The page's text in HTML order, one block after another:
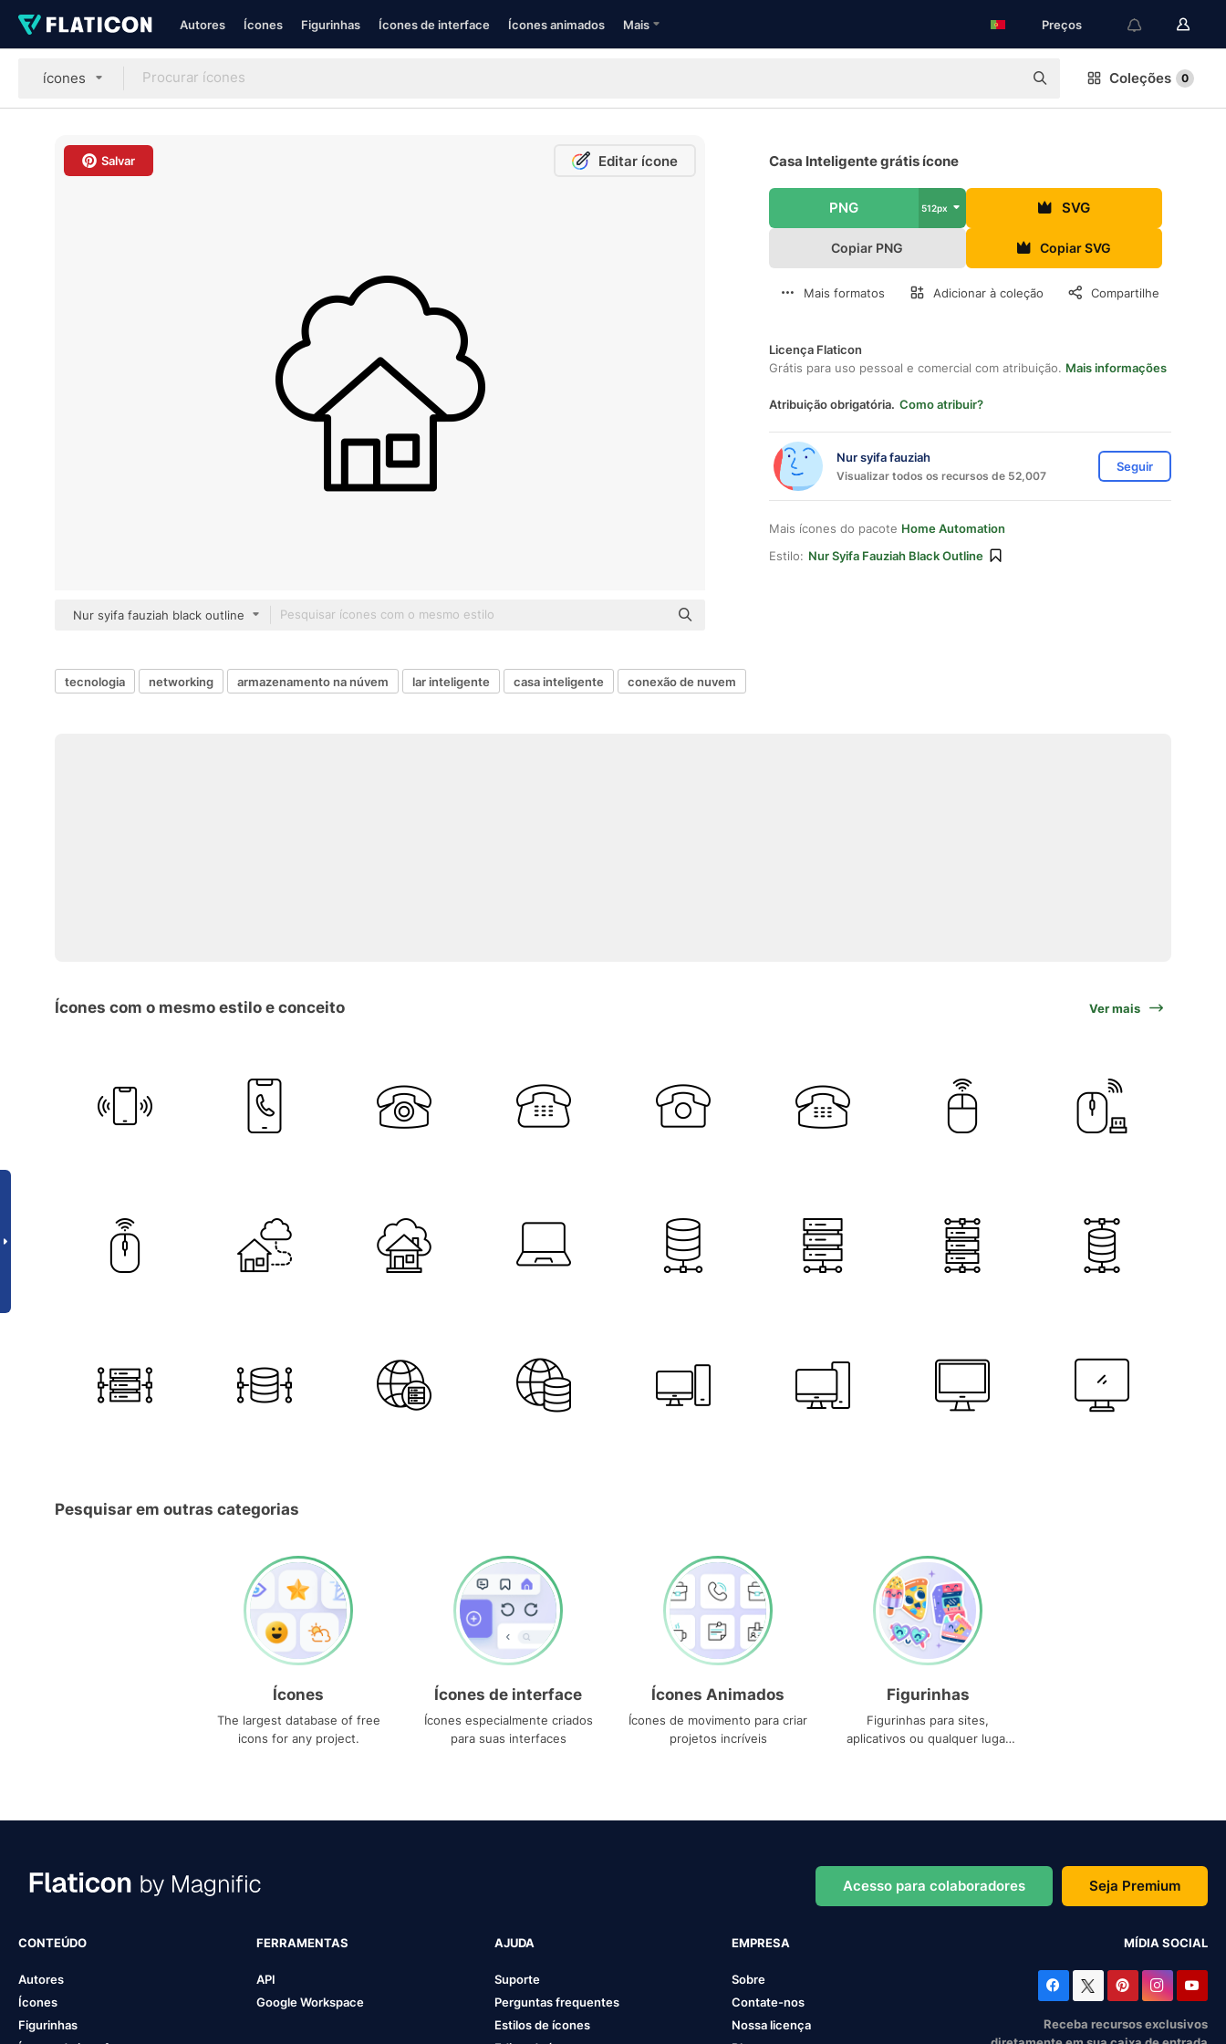
Autores Ícones Figurinhas Ícones de interface Ícones animados Mais Preços
ícones Coleções 0
Salvar Editar ícone
Nur syifa fauziah black outline
Casa Inteligente grátis ícone
PNG 512px SVG
Copiar PNG Copiar SVG
Mais formatos Adicionar à coleção Compartilhe
Licença Flaticon
Grátis para uso pessoal e comercial com atribuição. Mais informações
Atribuição obrigatória. Como atribuir?
Nur syifa fauziah
Visualizar todos os recursos de 52,007
Seguir
Mais ícones do pacote Home Automation
Estilo: Nur Syifa Fauziah Black Outline
tecnologia networking armazenamento na núvem lar inteligente casa inteligente conexão de nuvem
Ícones com o mesmo estilo e conceito Ver mais
Pesquisar em outras categorias
Ícones
The largest database of free
icons for any project.
Ícones de interface
Ícones especialmente criados
para suas interfaces
Ícones Animados
Ícones de movimento para criar
projetos incríveis
Figurinhas
Figurinhas para sites,
aplicativos ou qualquer lugar
Acesso para colaboradores Seja Premium
CONTEÚDO
Autores
Ícones
Figurinhas
FERRAMENTAS
API
Google Workspace
AJUDA
Suporte
Perguntas frequentes
Estilos de ícones
EMPRESA
Sobre
Contate-nos
Nossa licença
MÍDIA SOCIAL
Receba recursos exclusivos